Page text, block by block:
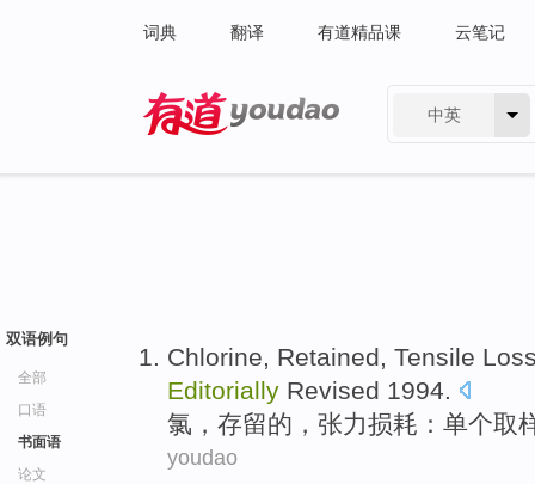
词典 翻译 有道精品课 云笔记
中英
双语例句
全部
口语
书面语
论文
Chlorine, Retained, Tensile
Editorially Revised 1994.
氯 ， 存留的， 张力损耗 ： 单个取
youdao